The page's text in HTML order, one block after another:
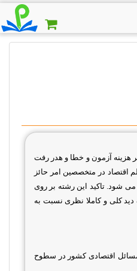
هزینه آزمون و خطا و هدر رفت
اقتصاد در متخصصین امر حائز
شود. تاکید این رشته بر روی
کلی و کاملا نظری نسبت به
اقتصادی کشور در سطوح